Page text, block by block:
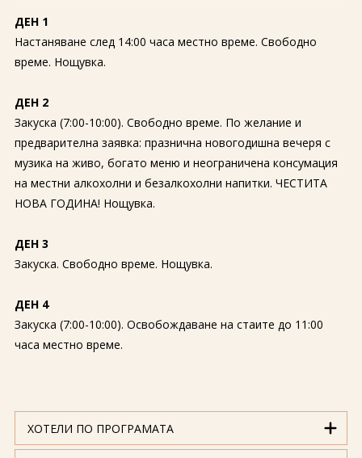
ДЕН 1
Настаняване след 14:00 часа местно време. Свободно
време. Нощувка.
ДЕН 2
Закуска (7:00-10:00). Свободно време. По желание и
предварителна заявка: празнична новогодишна вечеря с
музика на живо, богато меню и неограничена консумация
на местни алкохолни и безалкохолни напитки. ЧЕСТИТА
НОВА ГОДИНА! Нощувка.
ДЕН 3
Закуска. Свободно време. Нощувка.
ДЕН 4
Закуска (7:00-10:00). Освобождаване на стаите до 11:00
часа местно време.
ХОТЕЛИ ПО ПРОГРАМАТА